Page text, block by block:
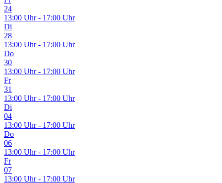
24
13:00 Uhr - 17:00 Uhr
Di
28
13:00 Uhr - 17:00 Uhr
Do
30
13:00 Uhr - 17:00 Uhr
Fr
31
13:00 Uhr - 17:00 Uhr
Di
04
13:00 Uhr - 17:00 Uhr
Do
06
13:00 Uhr - 17:00 Uhr
Fr
07
13:00 Uhr - 17:00 Uhr